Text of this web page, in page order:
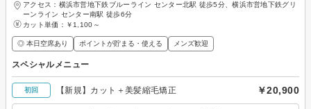
アクセス：横浜市営地下鉄ブルーライン センター北駅 徒歩5分、横浜市営地下鉄グリ
ーンライン センター南駅 徒歩6分
カット単価： ￥1,100～
◎ 本日空席あり ポイントが貯まる・使える メンズ歓迎
スペシャルメニュー
初回 【新規】カット＋美髪縮毛矯正 ￥20,900